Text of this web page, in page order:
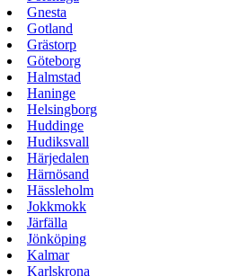
Gnesta
Gotland
Grästorp
Göteborg
Halmstad
Haninge
Helsingborg
Huddinge
Hudiksvall
Härjedalen
Härnösand
Hässleholm
Jokkmokk
Järfälla
Jönköping
Kalmar
Karlskrona